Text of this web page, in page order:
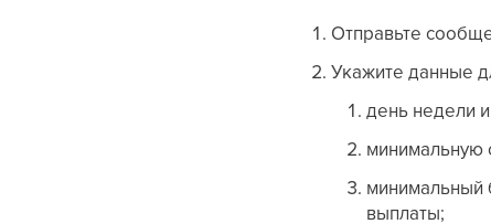
Отправьте
Укажите данные
день недели
минимальную
минимальный
выплаты;